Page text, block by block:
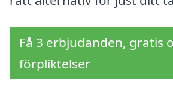
Få 3 erbjudanden, gratis
förpliktelser